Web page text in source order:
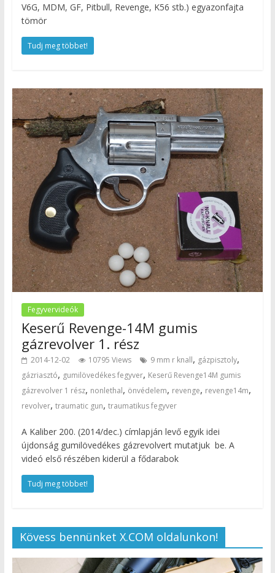
V6G, MDM, GF, Pitbull, Revenge, K56 stb.) egyazonfajta
tömör
Tudj meg többet!
Fegyvervideók
Keserű Revenge-14M gumis
gázrevolver 1. rész
2014-12-02 10795 Views 9 mm r knall, gázpisztoly,
gázriasztó, gumilövedékes fegyver, Keserű Revenge14M gumis
gázrevolver 1 rész, nonlethal, önvédelem, revenge, revenge14m,
revolver, traumatic gun, traumatikus fegyver
A Kaliber 200. (2014/dec.) címlapján levő egyik idei
újdonság gumilövedékes gázrevolvert mutatjuk be. A
videó első részében kiderül a fődarabok
Tudj meg többet!
Kövess bennünket X.COM oldalunkon!